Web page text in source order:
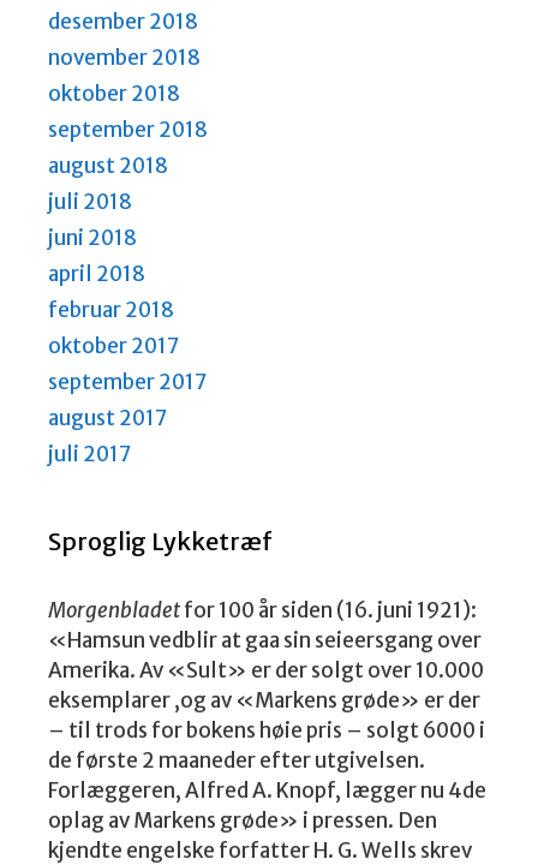
desember 2018
november 2018
oktober 2018
september 2018
august 2018
juli 2018
juni 2018
april 2018
februar 2018
oktober 2017
september 2017
august 2017
juli 2017
Sproglig Lykketræf
Morgenbladetfor 100 år siden (16. juni 1921):
«Hamsun vedblir at gaa sin seieersgang over
Amerika. Av «Sult» er der solgt over 10.000
eksemplarer ,og av «Markens grøde» er der
– til trods for bokens høie pris – solgt 6000 i
de første 2 maaneder efter utgivelsen.
Forlæggeren, Alfred A. Knopf, lægger nu 4de
oplag av Markens grøde» i pressen. Den
kjendte engelske forfatter H. G. Wells skrev